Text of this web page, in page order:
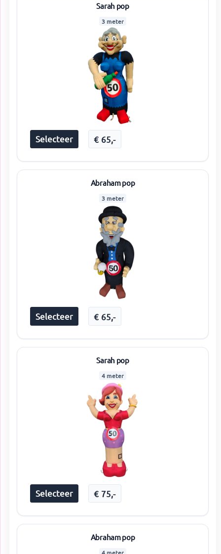
Sarah pop
3 meter
Selecteer € 65,-
Abraham pop
3 meter
Selecteer € 65,-
Sarah pop
4 meter
Selecteer € 75,-
Abraham pop